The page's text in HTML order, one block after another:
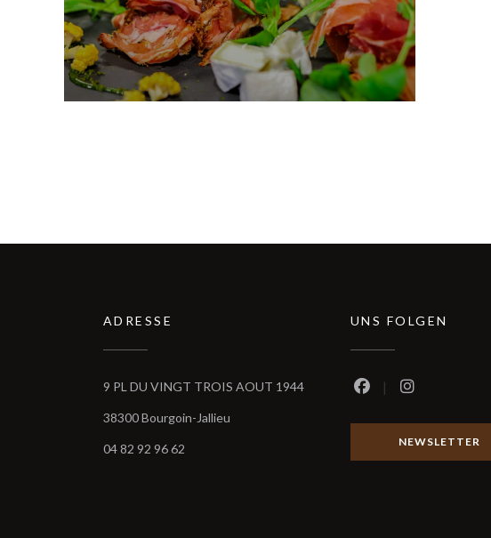
ADRESSE
9 PL DU VINGT TROIS AOUT 1944
38300 Bourgoin-Jallieu((öffnet ein neues Fenster))
04 82 92 96 62
UNS FOLGEN
Facebook ((öffnet
NEWSLETTER